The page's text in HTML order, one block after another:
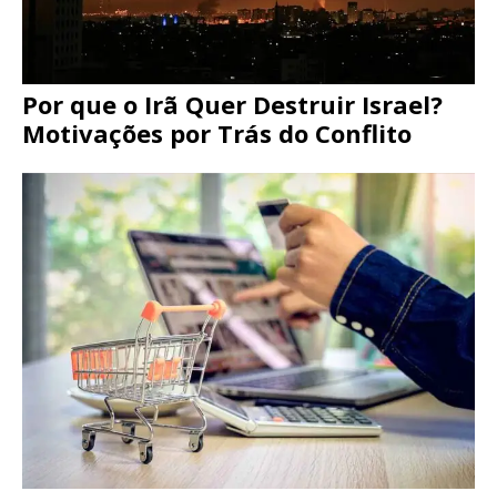
Por que o Irã Quer Destruir Israel?
Motivações por Trás do Conflito